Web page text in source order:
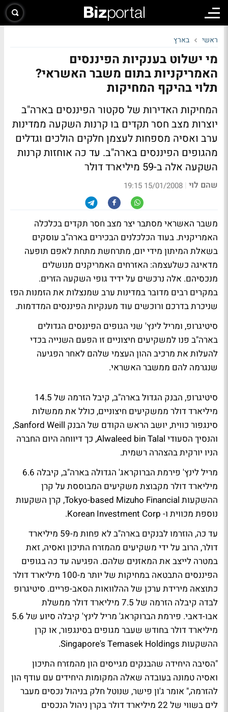
ראשי בארץ
מי ישלוט בענקיות הפיננסים
האמריקניות בתום משבר האשראי?
תלוי בהיקף המחיקות
המחיקות האדירות של סקטור הפיננסים בארה"ב
יוצרות מצב חסר תקדים בו קרנות השקעה ממדינות
ערב ואסיה מספחות לעצמן חלקים הולכים וגדלים
מהגופים הפיננסים בארה"ב. עד כה אוחזות קרנות
השקעה אלה ב-59 מיליארד דולר
שהם לוי |
15/01/2008 19:15
משבר האשראי מסתבר יצר מצב חסר תקדים בכלכלה
האמריקנית. בעוד הכלכלנים הבכירים בארה"ב עוסקים
בשאלת המיתון מידי יום, מתרחשת מתחת לאפם תופעה
מדאיגה כשלעצמה: האזרחים האמריקנים מנושלים
מנכסיהם. אלה נרכשים על ידיד גופי השקעה הזרים.
במקרים רבים מדובר במדינות ערב שמנצלות את הזמנות הפז
שניכרת בדרכם ורוכשים עוד מענקיות הפיננסים המדדמות.
סיטיגרופ, ומריל לינץ' שני הגופים הפיננסים הגדולים
בארה"ב פנו למשקיעים חיצוניים זו הפעם השנייה בכדי
להעלות את מרכיב ההון העצמי שלהם לאחר הפגיעה
שנגרמה להם ממשבר האשראי.
סיטיגרופ, הבנק הגדול בארה"ב, קיבל הזרמה של 14.5
מיליארד דולר ממשקיעים חיצוניים, כולל את ממשלות
סינגפור כווית, יושב הראש הקודם של הבנק Sanford Weill,
והנסיך הסעודי Alwaleed bin Talal, כך דיווחה היום החברה
הניו יורקית בהצהרה רשמית.
מריל לינץ' פירמת הברוקראג' הגדולה בארה"ב, קיבלה 6.6
מיליארד דולר מקבוצת משקיעים המבוססת על קרן
ההשקעות Tokyo-based Mizuho Financial, קרן השקעות
נוספת מכווית ו- Korean Investment Corp.
עד כה, הוזרמו לבנקים בארה"ב לא פחות מ-59 מיליארד
דולר, הרוב על ידי משקיעים מהמזרח התיכון ואסיה, זאת
במטרה לייצב את המאזנים שלהם. הפגיעה עד כה בגופים
הפיננסים התבטאה במחיקות של יותר מ-100 מיליארד דולר
כתוצאה מירידת ערכן של ההלוואות הסאב-פריים. סיטיגרופ
לבדה קיבלה הזרמה של 7.5 מיליארד דולר ממשלת
אבו-דאבי. פירמת הברוקראג' מריל לינץ' קיבלה סיוע של 5.6
מיליארד דולר בחודש שעבר מגופים בסינגפור, או קרן
ההשקעות Singapore's Temasek Holdings.
"הסיבה היחידה שהבנקים מגייסים הון מהמזרח התיכון
ואסיה טמונה בעובדה שאלה המקומות היחידים עם עודף הון
להזרמה," אומר ג'ון פישר, שנוטל חלק בניהול נכסים מעבר
לים בשווי של 22 מיליארד דולר בקרן ניהול הנכסים